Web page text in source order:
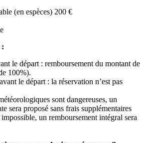
(en espèces) 200 €
:
le départ : remboursement du montant de
100%).
le départ : la réservation n’est pas
sont dangereuses, un
sera proposé sans frais supplémentaires
un remboursement intégral sera